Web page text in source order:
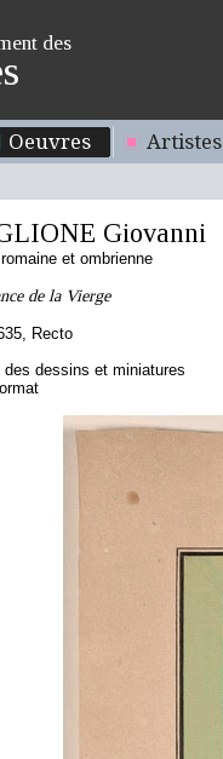
des
Oeuvres Artistes
Giovanni
et ombrienne
de la Vierge
Recto
des dessins et miniatures